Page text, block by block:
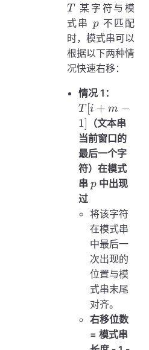
T 某字符与模
式串 p
p 不匹配
时，模式串可以
根据以下两种情
况快速右移：
情况 1：
+
m
-
1]
T[i + m −
1]
（文本串
当前窗口的
最后一个字
符）在模式
串p
p 中出现
过
将该字符
在模式串
中最后一
次出现的
位置与模
式串末尾
对齐。
右移位数
= 模式串